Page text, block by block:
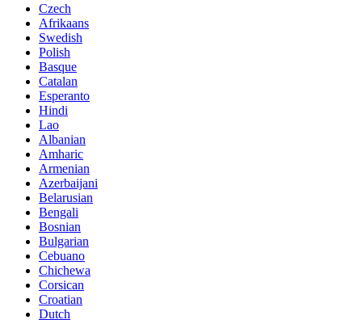
Czech
Afrikaans
Swedish
Polish
Basque
Catalan
Esperanto
Hindi
Lao
Albanian
Amharic
Armenian
Azerbaijani
Belarusian
Bengali
Bosnian
Bulgarian
Cebuano
Chichewa
Corsican
Croatian
Dutch